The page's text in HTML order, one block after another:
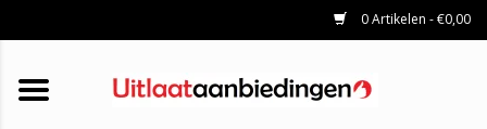
0 Artikelen - €0,00
HOME
KATALYSATOREN